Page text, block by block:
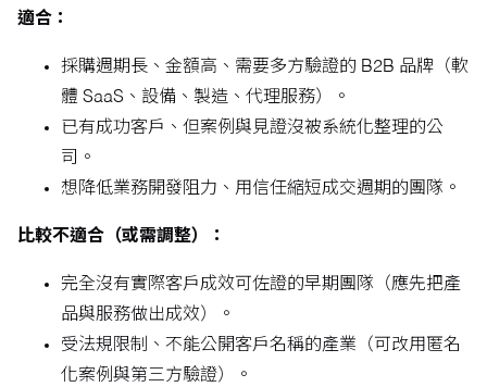
適合：
採購週期長、金額高、需要多方驗證的 B2B 品牌（軟
體 SaaS、設備、製造、代理服務）。
已有成功客戶、但案例與見證沒被系統化整理的公
司。
想降低業務開發阻力、用信任縮短成交週期的團隊。
比較不適合（或需調整）：
完全沒有實際客戶成效可佐證的早期團隊（應先把產
品與服務做出成效）。
受法規限制、不能公開客戶名稱的產業（可改用匿名
化案例與第三方驗證）。